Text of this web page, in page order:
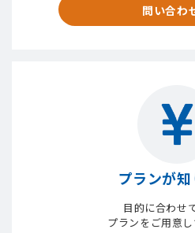
問い合わ
プランが
目的に合わせ
プランをご用意し